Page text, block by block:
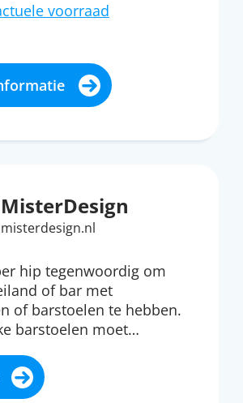
voorraad
MisterDesign
misterdesign.nl
hip tegenwoordig om
of bar met
of barstoelen te hebben.
barstoelen moet…